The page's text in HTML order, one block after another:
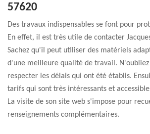
57620
Des travaux indispensables se font pour
En effet, il est très utile de contacter
Sachez qu'il peut utiliser des matériels
d'une meilleure qualité de travail. N'oubliez
respecter les délais qui ont été établis.
tarifs qui sont très intéressants et
La visite de son site web s'impose pour
renseignements complémentaires.